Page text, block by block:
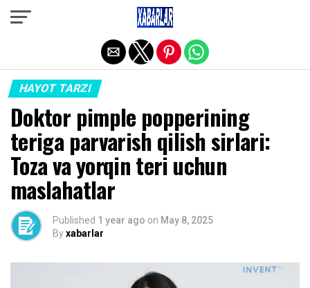
HAYOT TARZI
Doktor pimple popperining
teriga parvarish qilish sirlari:
Toza va yorqin teri uchun
maslahatlar
Published 1 year ago on May 8, 2025
Byxabarlar
Exit mobile version